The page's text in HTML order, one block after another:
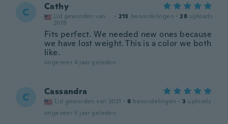
C Cathy
Lid geworden van
2019
· 213 beoordelingen · 28 uploads
Fits perfect. We needed new ones because
we have lost weight. This is a color we both
like.
ongeveer 4 jaar geleden
C Cassandra
Lid geworden van 2021 · 8 beoordelingen · 3 uploads
ongeveer 5 jaar geleden